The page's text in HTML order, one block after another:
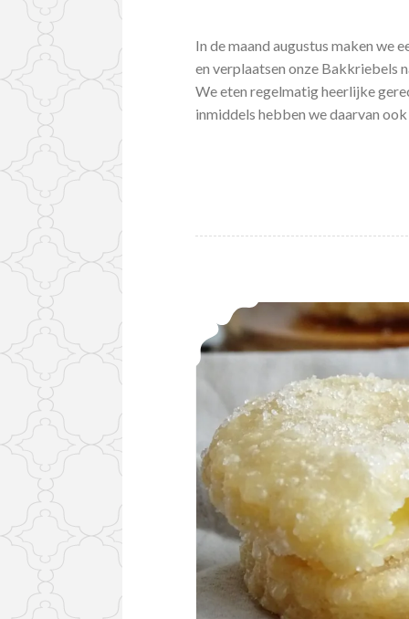
In de maand augustus maken we
en verplaatsen onze Bakkriebels
We eten regelmatig heerlijke
inmiddels hebben we daarvan